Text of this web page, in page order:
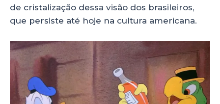
de cristalização dessa visão dos brasileiros,
que persiste até hoje na cultura americana.